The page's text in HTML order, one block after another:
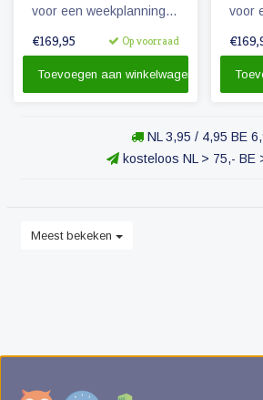
voor een weekplanning
voor o.a. belonen, weer
een set stiften en
€169,95 Op voorraad
Toevoegen aan winkelwagen
voor
voor
een
NL 3,95 / 4,95 BE
kosteloos NL > 75,- BE
Meest bekeken